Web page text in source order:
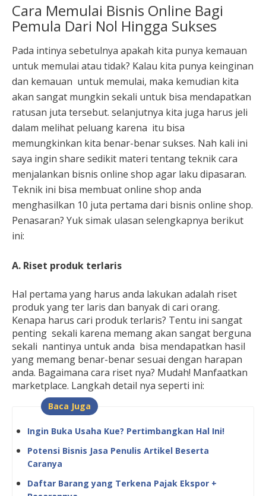
Cara Memulai Bisnis Online Bagi
Pemula Dari Nol Hingga Sukses
Pada intinya sebetulnya apakah kita punya kemauan
untuk memulai atau tidak? Kalau kita punya keinginan
dan kemauan untuk memulai, maka kemudian kita
akan sangat mungkin sekali untuk bisa mendapatkan
ratusan juta tersebut. selanjutnya kita juga harus jeli
dalam melihat peluang karena itu bisa
memungkinkan kita benar-benar sukses. Nah kali ini
saya ingin share sedikit materi tentang teknik cara
menjalankan bisnis online shop agar laku dipasaran.
Teknik ini bisa membuat online shop anda
menghasilkan 10 juta pertama dari bisnis online shop.
Penasaran? Yuk simak ulasan selengkapnya berikut
ini:
A. Riset produk terlaris
Hal pertama yang harus anda lakukan adalah riset
produk yang ter laris dan banyak di cari orang.
Kenapa harus cari produk terlaris? Tentu ini sangat
penting sekali karena memang akan sangat berguna
sekali nantinya untuk anda bisa mendapatkan hasil
yang memang benar-benar sesuai dengan harapan
anda. Bagaimana cara riset nya? Mudah! Manfaatkan
marketplace. Langkah detail nya seperti ini:
Baca Juga
Ingin Buka Usaha Kue? Pertimbangkan Hal Ini!
Potensi Bisnis Jasa Penulis Artikel Beserta
Caranya
Daftar Barang yang Terkena Pajak Ekspor +